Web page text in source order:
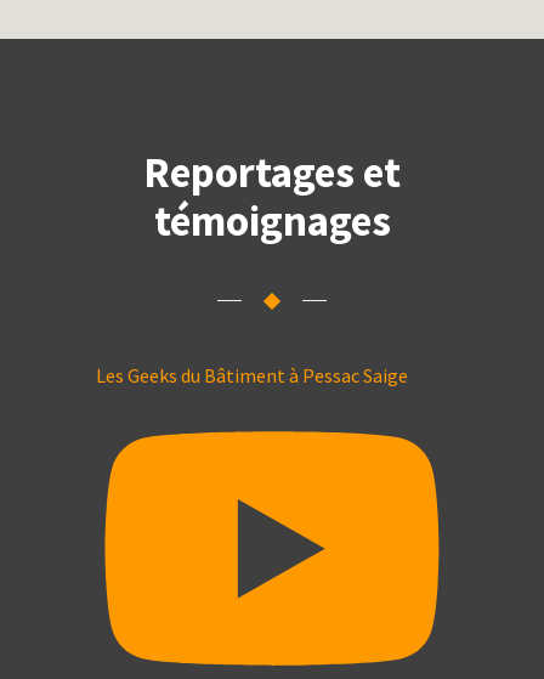
Reportages et
témoignages
Les Geeks du Bâtiment à Pessac Saige